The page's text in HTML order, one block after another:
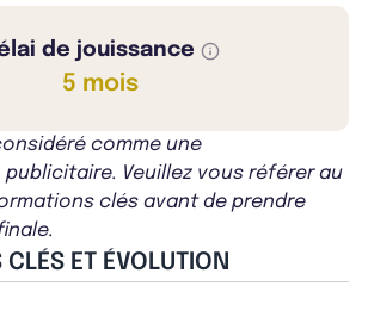
de jouissance
5 mois
comme une
Veuillez vous référer au
clés avant de prendre
CLÉS ET ÉVOLUTION